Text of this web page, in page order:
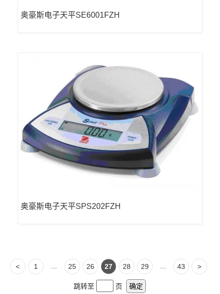
奥豪斯电子天平SE6001FZH
奥豪斯电子天平SPS202FZH
< 1 25 26 27 28 29 43 >
跳转至 页 确定